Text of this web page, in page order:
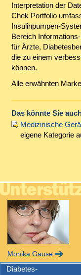
Interpretation der
Chek Portfolio
Insulinpumpen-
Bereich
für Ärzte,
die zu einem
können.
Alle erwähnten
Das könnte Sie
Medizinische
eigene Kategorie
Monika Gause
Diabetes-